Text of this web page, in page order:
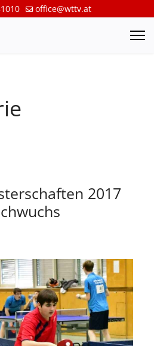
office@wttv.at
2017